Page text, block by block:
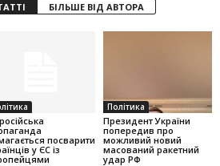
БІЛЬШЕ ВІД АВТОРА
посварити
у ЄС із
Політика
Президент України
попередив про
можливий новий
масований ракетний
удар РФ